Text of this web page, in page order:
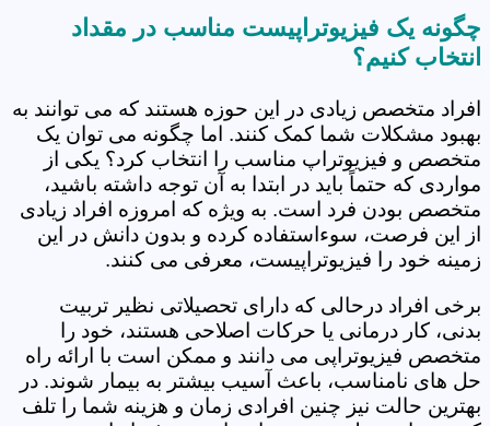
چگونه یک فیزیوتراپیست مناسب در مقداد
انتخاب کنیم؟
افراد متخصص زیادی در این حوزه هستند که می توانند به
بهبود مشکلات شما کمک کنند. اما چگونه می توان یک
متخصص و فیزیوتراپ مناسب را انتخاب کرد؟ یکی از
مواردی که حتماً باید در ابتدا به آن توجه داشته باشید،
متخصص بودن فرد است. به ویژه که امروزه افراد زیادی
از این فرصت، سوءاستفاده کرده و بدون دانش در این
زمینه خود را فیزیوتراپیست، معرفی می کنند.
برخی افراد درحالی که دارای تحصیلاتی نظیر تربیت
بدنی، کار درمانی یا حرکات اصلاحی هستند، خود را
متخصص فیزیوتراپی می دانند و ممکن است با ارائه راه
حل های نامناسب، باعث آسیب بیشتر به بیمار شوند. در
بهترین حالت نیز چنین افرادی زمان و هزینه شما را تلف